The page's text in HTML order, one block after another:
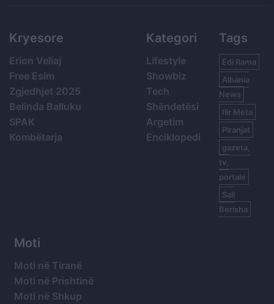
Kryesore
Erion Veliaj
Free Esim
Zgjedhjet 2025
Belinda Balluku
SPAK
Kombëtarja
Kategori
Lifestyle
Showbiz
Tech
Shëndetësi
Argetim
Enciklopedi
Tags
Edi Rama
Albania
News
Ilir Meta
Piranjat
gazeta,
tv,
portale
Sali
Berisha
Moti
Moti në Tiranë
Moti në Prishtinë
Moti në Shkup